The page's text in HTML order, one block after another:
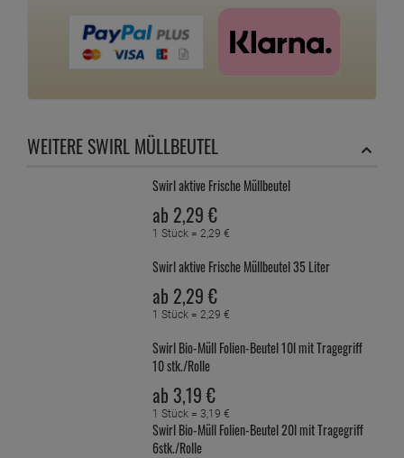
WEITERE SWIRL MÜLLBEUTEL
Swirl aktive Frische Müllbeutel
ab 2,29 €
1 Stück =2,29 €
Swirl aktive Frische Müllbeutel 35 Liter
ab 2,29 €
1 Stück =2,29 €
Swirl Bio-Müll Folien-Beutel 10l mit Tragegriff
10 stk./Rolle
ab 3,19 €
1 Stück = 3, 19 €
Swirl Bio-Müll Folien-Beutel 20l mit Tragegriff
6stk./Rolle